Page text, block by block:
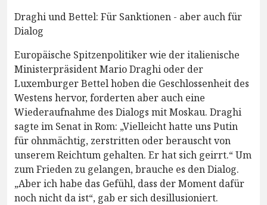
Draghi und Bettel: Für Sanktionen - aber auch für
Dialog
Europäische Spitzenpolitiker wie der italienische
Ministerpräsident Mario Draghi oder der
Luxemburger Bettel hoben die Geschlossenheit des
Westens hervor, forderten aber auch eine
Wiederaufnahme des Dialogs mit Moskau. Draghi
sagte im Senat in Rom: „Vielleicht hatte uns Putin
für ohnmächtig, zerstritten oder berauscht von
unserem Reichtum gehalten. Er hat sich geirrt.“ Um
zum Frieden zu gelangen, brauche es den Dialog.
„Aber ich habe das Gefühl, dass der Moment dafür
noch nicht da ist“, gab er sich desillusioniert.